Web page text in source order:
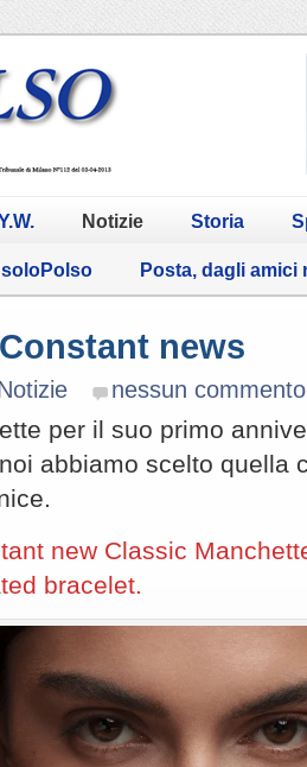
Notizie Storia
soloPolso Posta, dagli amici
news
nessun commento
per il suo primo
abbiamo scelto quella
new Classic
bracelet.